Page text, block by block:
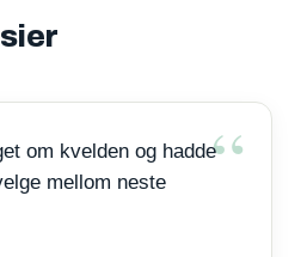
om kvelden og hadde
mellom neste